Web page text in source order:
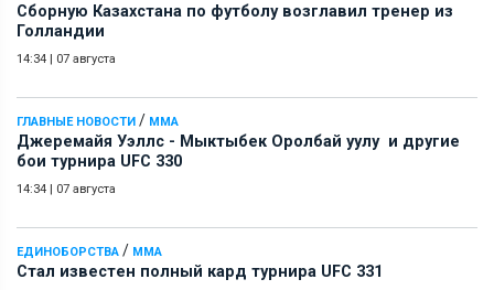
Сборную Казахстана по футболу возглавил тренер из
Голландии
14:34 | 07 августа
ГЛАВНЫЕ НОВОСТИ / ММА
Джеремайя Уэллс - Мыктыбек Оролбай уулу и другие
бои турнира UFC 330
14:34 | 07 августа
ЕДИНОБОРСТВА / ММА
Стал известен полный кард турнира UFC 331